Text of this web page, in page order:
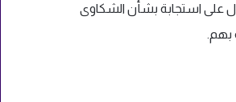
على استجابة بشأن الشكاوى
بهم.